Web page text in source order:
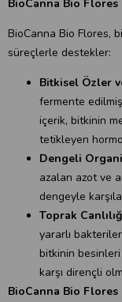
BioCanna Bio Flores
BioCanna Bio Flores,
süreçlerle destekler:
Bitkisel Özler
fermente
içerik, bitkinin
tetikleyen
Dengeli
azalan azot ve
dengeyle
Toprak
yararlı
bitkinin
karşı dirençli
BioCanna Bio